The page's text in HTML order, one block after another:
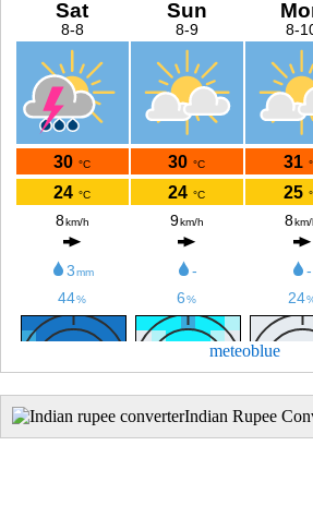
meteoblue
Indian Rupee